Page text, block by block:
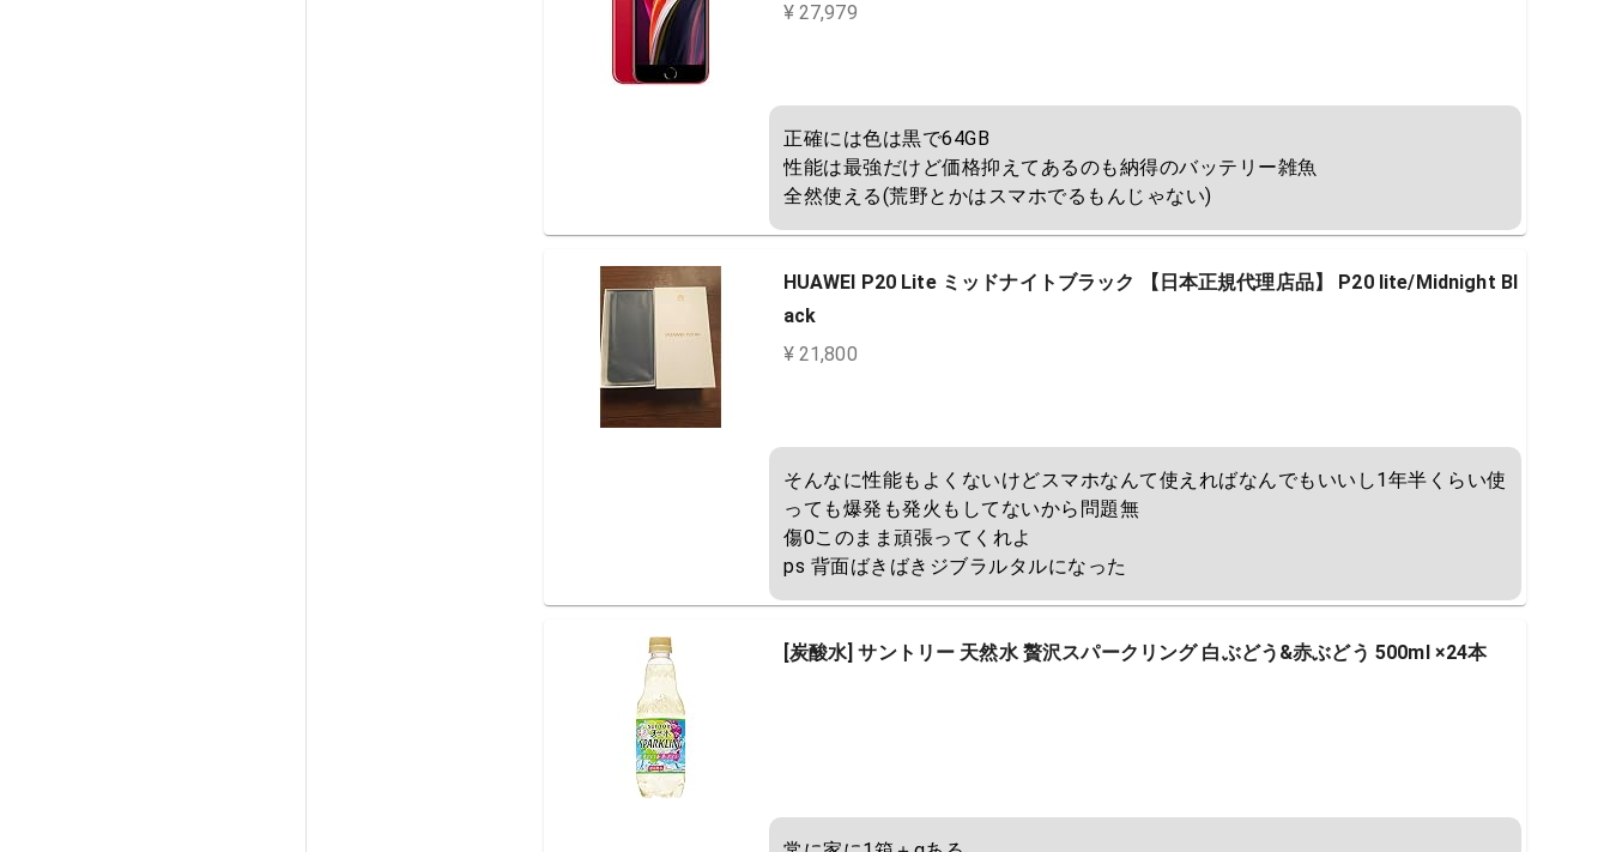
¥ 27,979
正確には色は黒で64GB
性能は最強だけど価格抑えてあるのも納得のバッテリー雑魚
全然使える(荒野とかはスマホでるもんじゃない)
HUAWEI P20 Lite ミッドナイトブラック 【日本正規代理店品】 P20 lite/Midnight Bl
ack
¥ 21,800
そんなに性能もよくないけどスマホなんて使えればなんでもいいし1年半くらい使
っても爆発も発火もしてないから問題無
傷0このまま頑張ってくれよ
ps 背面ばきばきジブラルタルになった
[炭酸水] サントリー 天然水 贅沢スパークリング 白ぶどう&赤ぶどう 500ml ×24本